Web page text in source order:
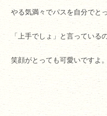
やる気満々でパスを自分でと
「上手でしょ」と言っている
笑顔がとっても可愛いですよ